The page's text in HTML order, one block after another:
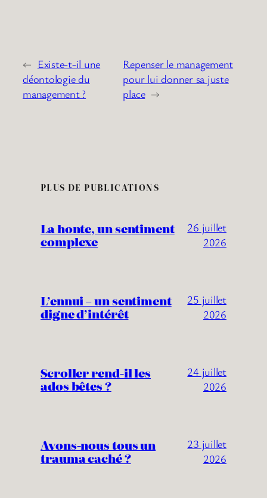
← Existe-t-il une
déontologie du
management ?
Repenser le management
pour lui donner sa juste
place →
PLUS DE PUBLICATIONS
La honte, un sentiment
complexe
26 juillet
2026
L’ennui – un sentiment
digne d’intérêt
25 juillet
2026
Scroller rend-il les
ados bêtes ?
24 juillet
2026
Avons-nous tous un
trauma caché ?
23 juillet
2026